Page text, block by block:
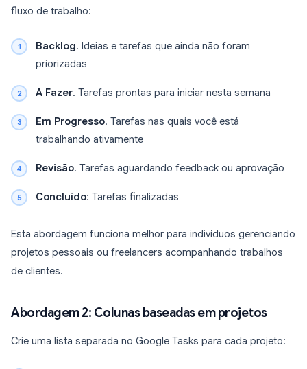
fluxo de trabalho:
Backlog. Ideias e tarefas que ainda não foram
priorizadas
A Fazer. Tarefas prontas para iniciar nesta semana
Em Progresso. Tarefas nas quais você está
trabalhando ativamente
Revisão. Tarefas aguardando feedback ou aprovação
Concluído: Tarefas finalizadas
Esta abordagem funciona melhor para indivíduos gerenciando
projetos pessoais ou freelancers acompanhando trabalhos
de clientes.
Abordagem 2: Colunas baseadas em projetos
Crie uma lista separada no Google Tasks para cada projeto: